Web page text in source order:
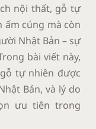
nội thất, gỗ tự
cúng mà còn
Nhật Bản – sự
bài viết này,
tự nhiên được
Bản, và lý do
ưu tiên trong